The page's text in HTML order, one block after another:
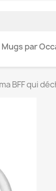
Mugs par
BFF qui